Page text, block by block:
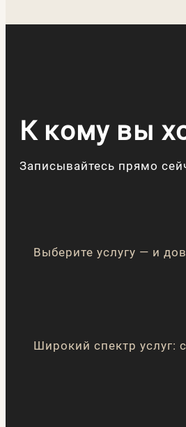
К кому вы
Записывайтесь прямо
Выберите услугу — и
Широкий спектр услуг: